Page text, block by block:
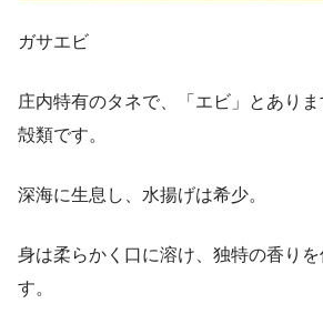
ガサエビ
庄内特有のタネで、「エビ」とあり
殻類です。
深海に生息し、水揚げは希少。
身は柔らかく口に溶け、独特の香り
す。